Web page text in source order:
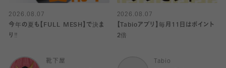
2026.08.07
今年の夏も【FULL MESH】で決ま
り️‼️
靴下屋
2026.08.07
【Tabioアプリ】毎月11日はポイント
2倍
Tabio